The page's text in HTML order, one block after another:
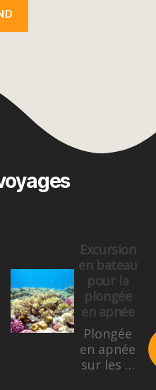
Excursion
en bateau
pour la
plongée
en apnée
Plongée
en apnée
sur les …